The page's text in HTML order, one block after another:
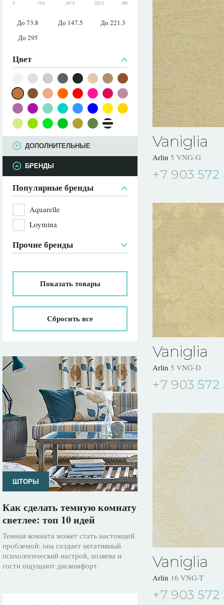
0 73.8 147.5 221.3 295
До 73.8 До 147.5
До 221.3
До 295
Цвет
ДОПОЛНИТЕЛЬНЫЕ
БРЕНДЫ
Популярные бренды
Aquarelle
Loymina
Прочие бренды
Показатьтовары
Сбросить все
ШТОРЫ
Как сделать темную комнату
светлее: топ 10 идей
Темная комната может стать настоящей
проблемой: она создает негативный
психологический настрой, хозяева и
гости ощущают дискомфорт.
Vaniglia
Arlin 5 VNG-G
+7 903 572
Vaniglia
Arlin 5 VNG-D
+7 903 572
Vaniglia
Arlin 16 VNG-T
+7 903 572